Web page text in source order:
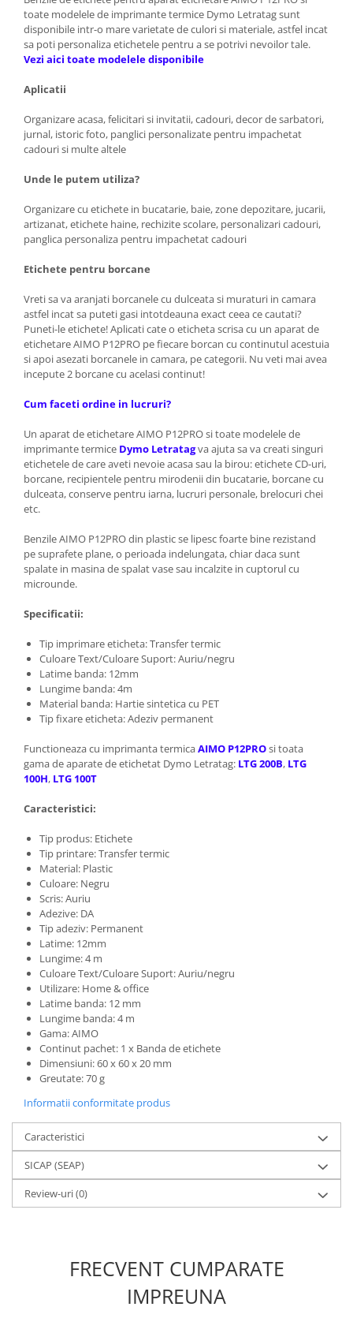
toate modelele de imprimante termice Dymo Letratag sunt
disponibile intr-o mare varietate de culori si materiale, astfel incat
sa poti personaliza etichetele pentru a se potrivi nevoilor tale.
Vezi aici toate modelele disponibile
Aplicatii
Organizare acasa, felicitari si invitatii, cadouri, decor de sarbatori,
jurnal, istoric foto, panglici personalizate pentru impachetat
cadouri si multe altele
Unde le putem utiliza?
Organizare cu etichete in bucatarie, baie, zone depozitare, jucarii,
artizanat, etichete haine, rechizite scolare, personalizari cadouri,
panglica personaliza pentru impachetat cadouri
Etichete pentru borcane
Vreti sa va aranjati borcanele cu dulceata si muraturi in camara
astfel incat sa puteti gasi intotdeauna exact ceea ce cautati?
Puneti-le etichete! Aplicati cate o eticheta scrisa cu un aparat de
etichetare AIMO P12PRO pe fiecare borcan cu continutul acestuia
si apoi asezati borcanele in camara, pe categorii. Nu veti mai avea
incepute 2 borcane cu acelasi continut!
Cum faceti ordine in lucruri?
Un aparat de etichetare AIMO P12PRO si toate modelele de
imprimante termice Dymo Letratagva ajuta sa va creati singuri
etichetele de care aveti nevoie acasa sau la birou: etichete CD-uri,
borcane, recipientele pentru mirodenii din bucatarie, borcane cu
dulceata, conserve pentru iarna, lucruri personale, brelocuri chei
etc.
Benzile AIMO P12PRO din plastic se lipesc foarte bine rezistand
pe suprafete plane, o perioada indelungata, chiar daca sunt
spalate in masina de spalat vase sau incalzite in cuptorul cu
microunde.
Specificatii:
Tip imprimare eticheta: Transfer termic
Culoare Text/Culoare Suport: Auriu/negru
Latime banda: 12mm
Lungime banda: 4m
Material banda: Hartie sintetica cu PET
Tip fixare eticheta: Adeziv permanent
Functioneaza cu imprimanta termicaAIMO P12PROsi toata
gama de aparate de etichetat Dymo Letratag: LTG 200B, LTG
100H, LTG 100T
Caracteristici:
Tip produs: Etichete
Tip printare: Transfer termic
Material: Plastic
Culoare: Negru
Scris: Auriu
Adezive: DA
Tip adeziv: Permanent
Latime: 12mm
Lungime: 4 m
Culoare Text/Culoare Suport: Auriu/negru
Utilizare: Home & office
Latime banda: 12 mm
Lungime banda: 4 m
Gama: AIMO
Continut pachet: 1 x Banda de etichete
Dimensiuni: 60 x 60 x 20 mm
Greutate: 70 g
Informatii conformitate produs
Caracteristici
SICAP (SEAP)
Review-uri(0)
FRECVENT CUMPARATE
IMPREUNA